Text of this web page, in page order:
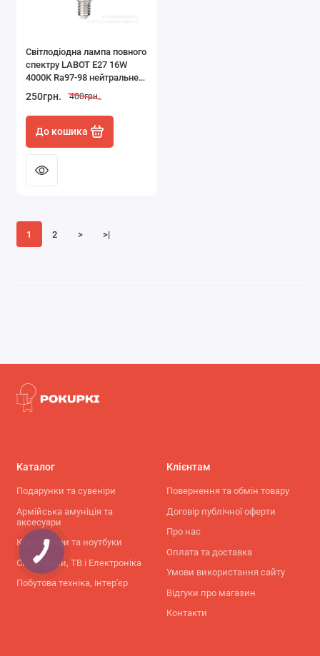
Світлодіодна лампа повного
спектру LABOT E27 16W
4000K Ra97-98 нейтральне
250грн. 400грн.
До кошика
1 2 > >|
Каталог
Подарунки та сувеніри
Армійська амуніція та
аксесуари
Комп'ютери та ноутбуки
Смартфони, ТВ і Електроніка
Побутова техніка, інтер'єр
Клієнтам
Повернення та обмін товару
Договір публічної оферти
Про нас
Оплата та доставка
Умови використання сайту
Відгуки про магазин
Контакти